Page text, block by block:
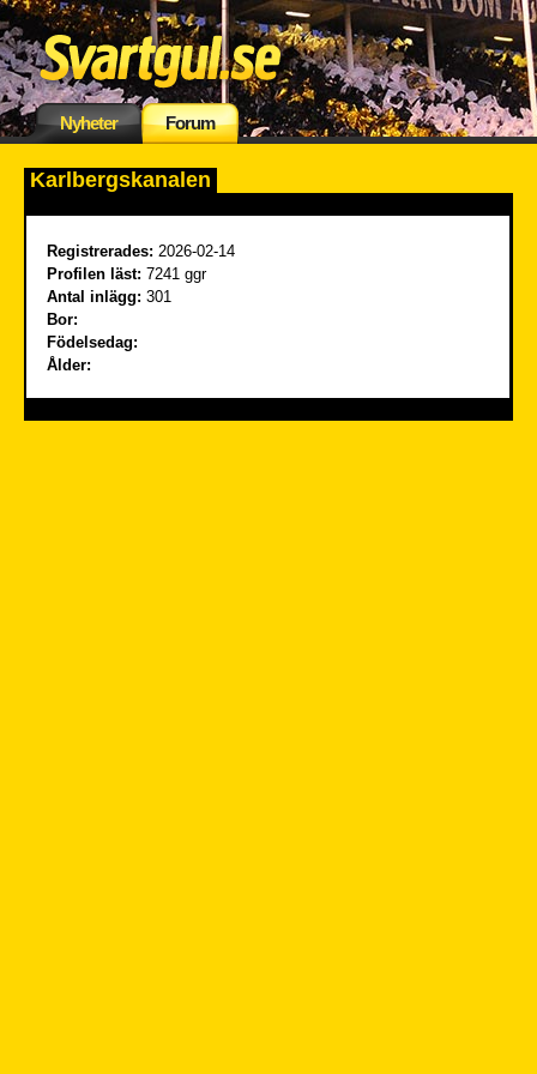
Nyheter Forum
Karlbergskanalen
Registrerades: 2026-02-14
Profilen läst: 7241 ggr
Antal inlägg: 301
Bor:
Födelsedag:
Ålder: